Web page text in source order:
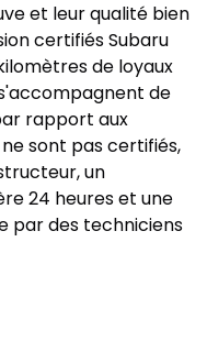
et leur qualité bien
certifiés Subaru
de loyaux
de
rapport aux
sont pas certifiés,
un
24 heures et une
par des techniciens